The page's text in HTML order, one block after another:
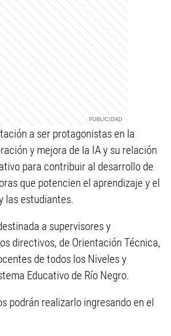
a ser protagonistas en la
y mejora de la IA y su relación
para contribuir al desarrollo de
que potencien el aprendizaje y el
las estudiantes.
a supervisores y
directivos, de Orientación Técnica,
de todos los Niveles y
Educativo de Río Negro.
podrán realizarlo ingresando en el